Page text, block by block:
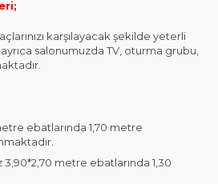
karşılayacak şekilde yeterli
salonumuzda TV, oturma grubu,
ebatlarında 1,70 metre
metre ebatlarında 1,30